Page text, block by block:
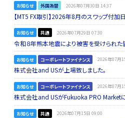
お知らせ 外国為替 2026年07月30日 14:37
【MT5 FX取引】2026年8月のスワップ付
お知らせ 共通 2026年07月29日 07:30
令和８年熊本地震により被害を受けられた
お知らせ コーポレートファイナンス 2026年07月
株式会社and USが上場致しました。
お知らせ コーポレートファイナンス 2026年07月
株式会社and USがFukuoka PRO Marketに
お知らせ 共通 2026年07月15日 09:00